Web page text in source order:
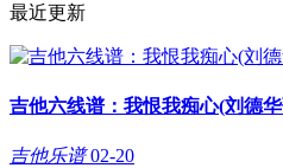
最近更新
吉他六线谱：我恨我痴心(刘德
吉他乐谱 02-20